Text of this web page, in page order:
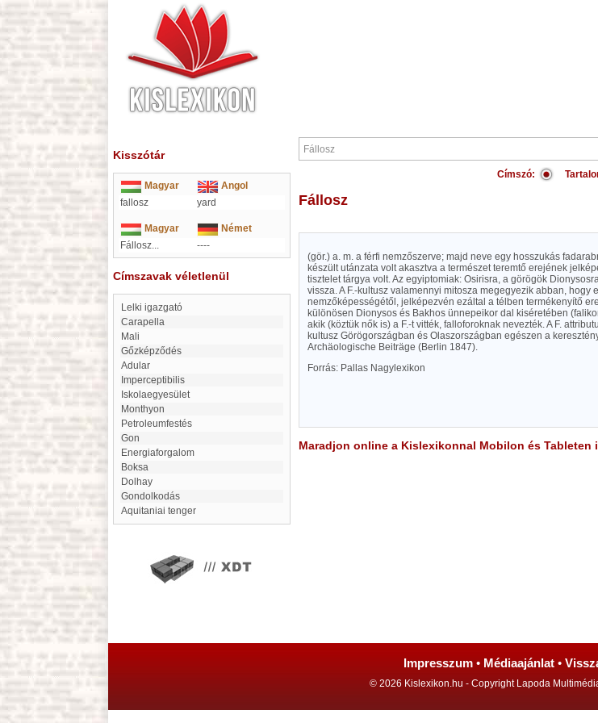
Kisszótár
Magyar
Angol
fallosz
yard
Magyar
Német
Fállosz...
----
Címszavak véletlenül
Lelki igazgató
Carapella
Mali
Gőzképződés
Adular
Imperceptibilis
Iskolaegyesület
Monthyon
Petroleumfestés
gon
energiaforgalom
Boksa
Dolhay
Gondolkodás
Aquitaniai tenger
Címszó:
Fállosz
(gör.) a. m. a férfi nemzőszerve; majd neve egy hosszukás
készült utánzata volt akasztva a természet teremtő erejének
tisztelet tárgya volt. Az egyiptomiak: Osirisra, a görögök
vissza. A F.-kultusz valamennyi mitosza megegyezik abban,
nemzőképességétől, jelképezvén ezáltal a télben termékenyítő
különösen Dionysos és Bakhos ünnepeikor dal kiséretében
akik (köztük nők is) a F.-t vitték, falloforoknak nevezték. A F.
kultusz Görögországban és Olaszországban egészen a
Archäologische Beiträge (Berlin 1847).
Forrás: Pallas Nagylexikon
Maradjon online a Kislexikonnal Mobilon és Tableten
Impresszum • Médiaajánlat •
© 2026 Kislexikon.hu - Copyright Lapoda